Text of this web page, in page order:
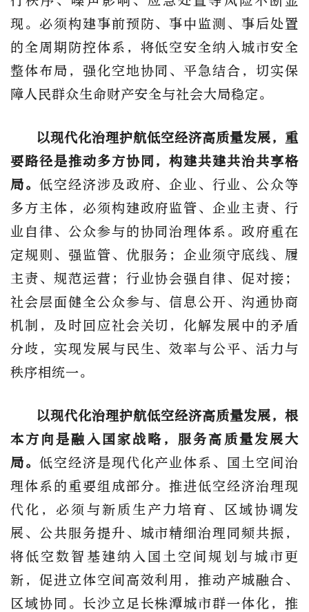
现。必须构建事前预防、事中监测、事后处置
的全周期防控体系，将低空安全纳入城市安全
整体布局，强化空地协同、平急结合，切实保
障人民群众生命财产安全与社会大局稳定。
以现代化治理护航低空经济高质量发展，重
要路径是推动多方协同，构建共建共治共享格
局。 低空经济涉及政府、企业、行业、公众等
多方主体，必须构建政府监管、企业主责、行
业自律、公众参与的协同治理体系。政府重在
定规则、强监管、优服务；企业须守底线、履
主责、规范运营；行业协会强自律、促对接；
社会层面健全公众参与、信息公开、沟通协商
机制，及时回应社会关切，化解发展中的矛盾
分歧，实现发展与民生、效率与公平、活力与
秩序相统一。
以现代化治理护航低空经济高质量发展，根
本方向是融入国家战略，服务高质量发展大
局。 低空经济是现代化产业体系、国土空间治
理体系的重要组成部分。推进低空经济治理现
代化，必须与新质生产力培育、区域协调发
展、公共服务提升、城市精细治理同频共振，
将低空数智基建纳入国土空间规划与城市更
新，促进立体空间高效利用，推动产城融合、
区域协同。长沙立足长株潭城市群一体化，推